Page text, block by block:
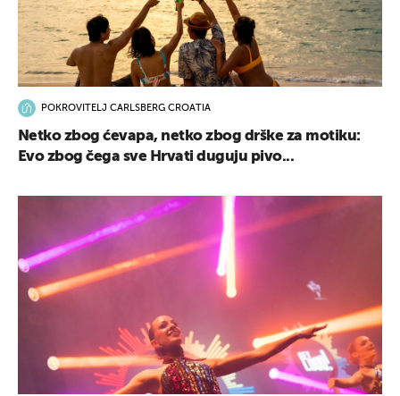
POKROVITELJ CARLSBERG CROATIA
Netko zbog ćevapa, netko zbog drške za motiku:
Evo zbog čega sve Hrvati duguju pivo...